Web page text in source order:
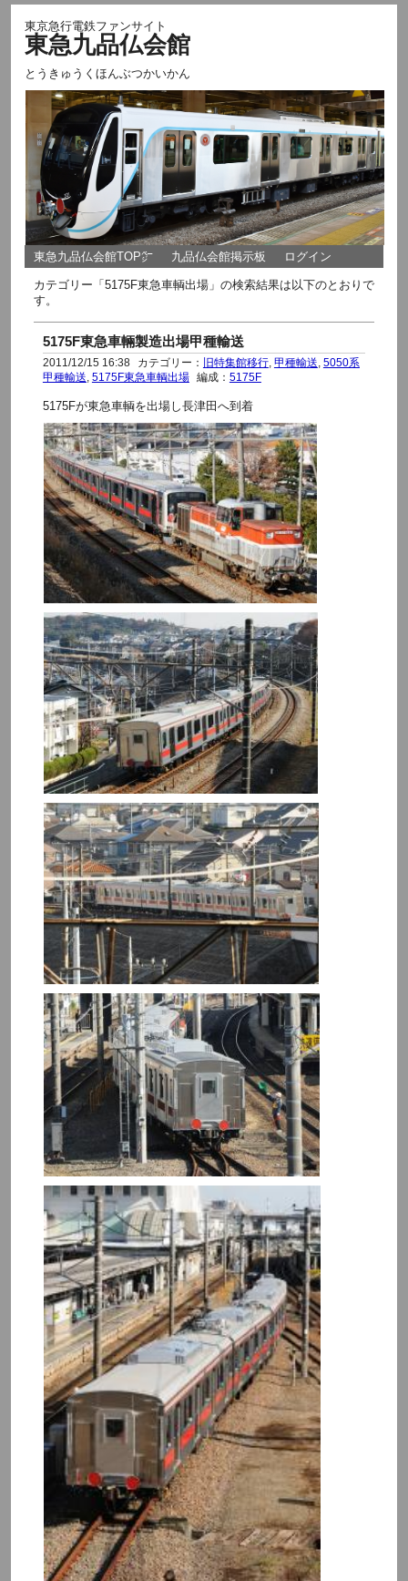
東京急行電鉄ファンサイト
東急九品仏会館
とうきゅうくほんぶつかいかん
東急九品仏会館TOP㌻ 九品仏会館掲示板 ログイン
カテゴリー「5175F東急車輌出場」の検索結果は以下のとおりで
す。
5175F東急車輛製造出場甲種輸送
2011/12/15 16:38 カテゴリー： 旧特集館移行, 甲種輸送 5050系
甲種輸送 5175F東急車輌出場 編成： 5175F
5175Fが東急車輌を出場し長津田へ到着